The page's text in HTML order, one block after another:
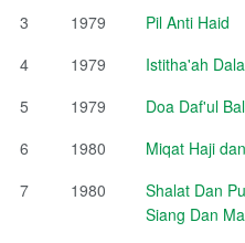
3
1979
Pil Anti Haid
4
1979
Istitha'ah
5
1979
Doa Daf'ul
6
1980
Miqat Haji
7
1980
Shalat Dan
Siang Dan